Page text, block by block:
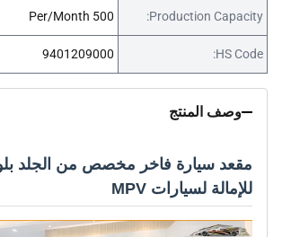
Production Capacity:
500 Per/Month
HS Code:
9401209000
وصف المنتج
مقعد سيارة فاخر مخصص من الجلد
للإمالة لسيارات MPV